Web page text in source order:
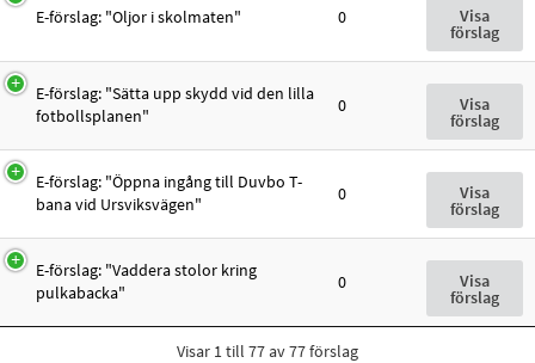
E-förslag: "Oljor i skolmaten" 0 Visa
förslag
E-förslag: "Sätta upp skydd vid den lilla
fotbollsplanen"
0 Visa
förslag
E-förslag: "Öppna ingång till Duvbo T-
bana vid Ursviksvägen"
0 Visa
förslag
E-förslag: "Vaddera stolor kring
pulkabacka"
0 Visa
förslag
Visar 1 till 77 av 77 förslag